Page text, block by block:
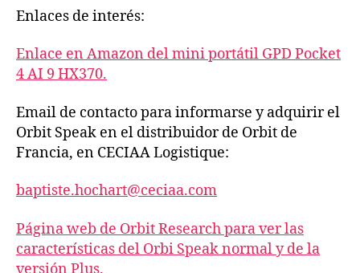
Enlaces de interés:
Enlace en Amazon del mini portátil GPD Pocket
4 AI 9 HX370.
Email de contacto para informarse y adquirir el
Orbit Speak en el distribuidor de Orbit de
Francia, en CECIAA Logistique:
baptiste.hochart@ceciaa.com
Página web de Orbit Research para ver las
características del Orbi Speak normal y de la
versión Plus.